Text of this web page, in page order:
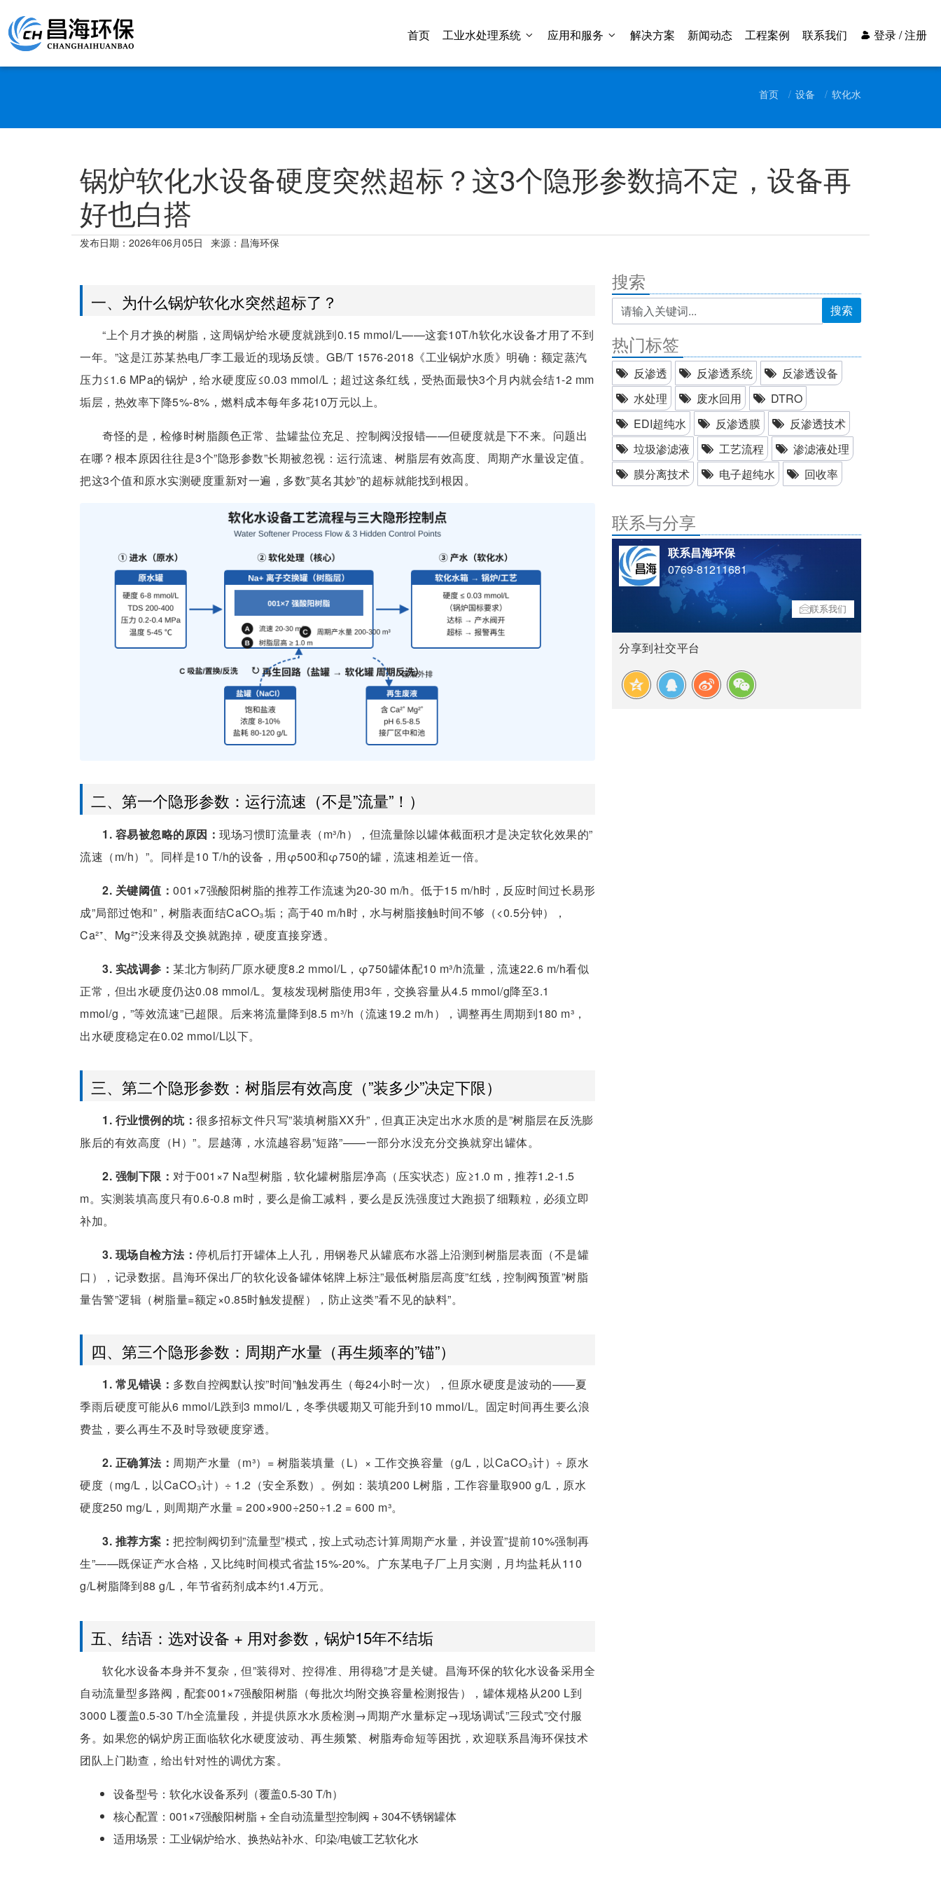
首页 工业水处理系统 应用和服务 解决方案 新闻动态 工程案例 联系我们 登录 / 注册
首页 设备 软化水
锅炉软化水设备硬度突然超标？这3个隐形参数搞不定，设备再
好也白搭
发布日期： 2026年06月05日 来源：昌海环保
一、为什么锅炉软化水突然超标了？
“上个月才换的树脂，这周锅炉给水硬度就跳到0.15 mmol/L——这套10T/h软化水设备才用了不到
一年。”这是江苏某热电厂李工最近的现场反馈。GB/T 1576-2018《工业锅炉水质》明确：额定蒸汽
压力≤1.6 MPa的锅炉，给水硬度应≤0.03 mmol/L；超过这条红线，受热面最快3个月内就会结1-2 mm
垢层，热效率下降5%-8%，燃料成本每年多花10万元以上。
奇怪的是，检修时树脂颜色正常、盐罐盐位充足、控制阀没报错——但硬度就是下不来。问题出
在哪？根本原因往往是3个”隐形参数”长期被忽视：运行流速、树脂层有效高度、周期产水量设定值。
把这3个值和原水实测硬度重新对一遍，多数”莫名其妙”的超标就能找到根因。
二、第一个隐形参数：运行流速（不是”流量”！）
1. 容易被忽略的原因： 现场习惯盯流量表（m³/h），但流量除以罐体截面积才是决定软化效果的”
流速（m/h）”。同样是10 T/h的设备，用φ500和φ750的罐，流速相差近一倍。
2. 关键阈值： 001×7强酸阳树脂的推荐工作流速为20-30 m/h。低于15 m/h时，反应时间过长易形
成”局部过饱和”，树脂表面结CaCO₃垢；高于40 m/h时，水与树脂接触时间不够（<0.5分钟），
Ca²⁺、Mg²⁺没来得及交换就跑掉，硬度直接穿透。
3. 实战调参： 某北方制药厂原水硬度8.2 mmol/L，φ750罐体配10 m³/h流量，流速22.6 m/h看似
正常，但出水硬度仍达0.08 mmol/L。复核发现树脂使用3年，交换容量从4.5 mmol/g降至3.1
mmol/g，”等效流速”已超限。后来将流量降到8.5 m³/h（流速19.2 m/h），调整再生周期到180 m³，
出水硬度稳定在0.02 mmol/L以下。
三、第二个隐形参数：树脂层有效高度（”装多少”决定下限）
1. 行业惯例的坑： 很多招标文件只写”装填树脂XX升”，但真正决定出水水质的是”树脂层在反洗膨
胀后的有效高度（H）”。层越薄，水流越容易”短路”——一部分水没充分交换就穿出罐体。
2. 强制下限： 对于001×7 Na型树脂，软化罐树脂层净高（压实状态）应≥1.0 m，推荐1.2-1.5
m。实测装填高度只有0.6-0.8 m时，要么是偷工减料，要么是反洗强度过大跑损了细颗粒，必须立即
补加。
3. 现场自检方法： 停机后打开罐体上人孔，用钢卷尺从罐底布水器上沿测到树脂层表面（不是罐
口），记录数据。昌海环保出厂的软化设备罐体铭牌上标注”最低树脂层高度”红线，控制阀预置”树脂
量告警”逻辑（树脂量=额定×0.85时触发提醒），防止这类”看不见的缺料”。
四、第三个隐形参数：周期产水量（再生频率的”锚”）
1. 常见错误： 多数自控阀默认按”时间”触发再生（每24小时一次），但原水硬度是波动的——夏
季雨后硬度可能从6 mmol/L跌到3 mmol/L，冬季供暖期又可能升到10 mmol/L。固定时间再生要么浪
费盐，要么再生不及时导致硬度穿透。
2. 正确算法： 周期产水量（m³）= 树脂装填量（L）× 工作交换容量（g/L，以CaCO₃计）÷ 原水
硬度（mg/L，以CaCO₃计）÷ 1.2（安全系数）。例如：装填200 L树脂，工作容量取900 g/L，原水
硬度250 mg/L，则周期产水量 = 200×900÷250÷1.2 = 600 m³。
3. 推荐方案： 把控制阀切到”流量型”模式，按上式动态计算周期产水量，并设置”提前10%强制再
生”——既保证产水合格，又比纯时间模式省盐15%-20%。广东某电子厂上月实测，月均盐耗从110
g/L树脂降到88 g/L，年节省药剂成本约1.4万元。
五、结语：选对设备 + 用对参数，锅炉15年不结垢
软化水设备本身并不复杂，但”装得对、控得准、用得稳”才是关键。昌海环保的软化水设备采用全
自动流量型多路阀，配套001×7强酸阳树脂（每批次均附交换容量检测报告），罐体规格从200 L到
3000 L覆盖0.5-30 T/h全流量段，并提供原水水质检测→周期产水量标定→现场调试”三段式”交付服
务。如果您的锅炉房正面临软化水硬度波动、再生频繁、树脂寿命短等困扰，欢迎联系昌海环保技术
团队上门勘查，给出针对性的调优方案。
设备型号：软化水设备系列（覆盖0.5-30 T/h）
核心配置：001×7强酸阳树脂 + 全自动流量型控制阀 + 304不锈钢罐体
适用场景：工业锅炉给水、换热站补水、印染/电镀工艺软化水
搜索
搜索
热门标签
反渗透 反渗透系统
反渗透设备
水处理
废水回用
DTRO
EDI超纯水
反渗透膜
反渗透技术
垃圾渗滤液
工艺流程
渗滤液处理
膜分离技术
电子超纯水 回收率
联系与分享
联系昌海环保
0769-81211681
联系我们
分享到社交平台